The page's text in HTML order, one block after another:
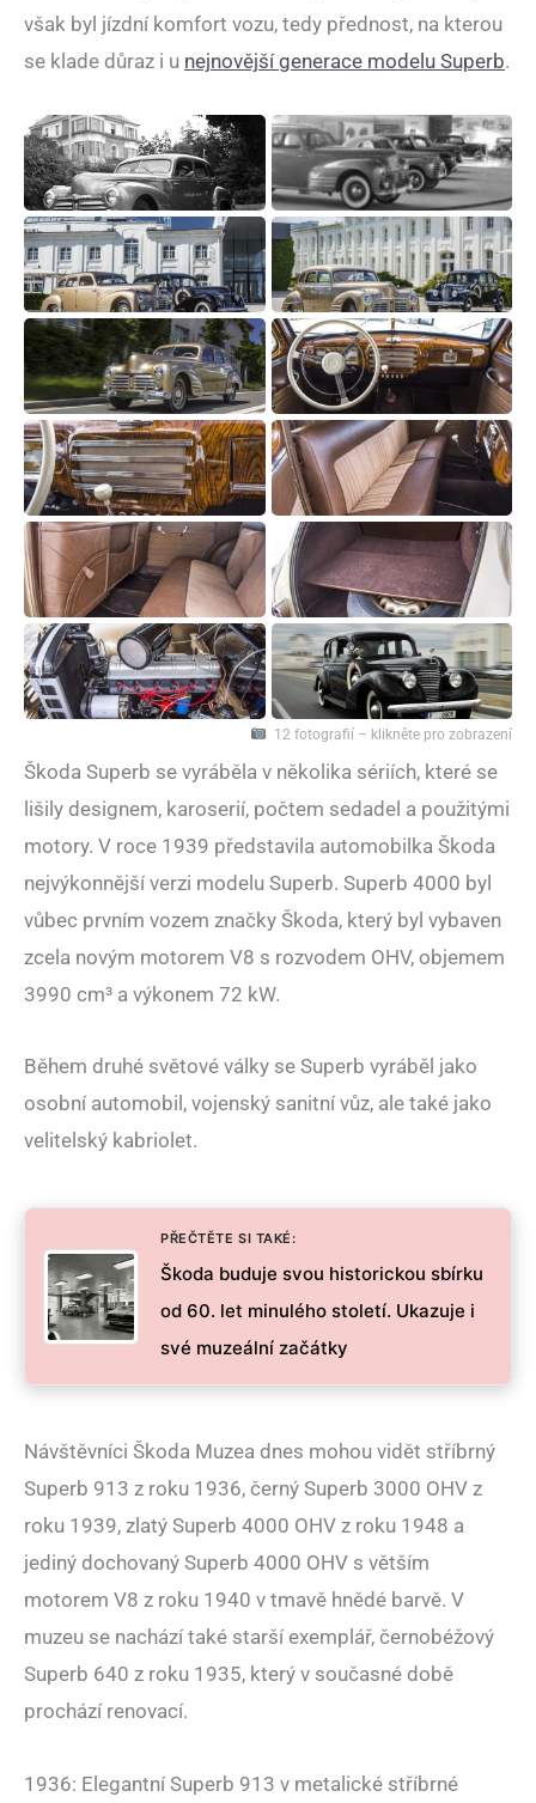
však byl jízdní komfort vozu, tedy přednost, na kterou
se klade důraz i u nejnovější generace modelu Superb.
12 fotografií – klikněte pro zobrazení
Škoda Superb se vyráběla v několika sériích, které se
lišily designem, karoserií, počtem sedadel a použitými
motory. V roce 1939 představila automobilka Škoda
nejvýkonnější verzi modelu Superb. Superb 4000 byl
vůbec prvním vozem značky Škoda, který byl vybaven
zcela novým motorem V8 s rozvodem OHV, objemem
3990 cm³ a výkonem 72 kW.
Během druhé světové války se Superb vyráběl jako
osobní automobil, vojenský sanitní vůz, ale také jako
velitelský kabriolet.
PŘEČTĚTE SI TAKÉ:
Škoda buduje svou historickou sbírku
od 60. let minulého století. Ukazuje i
své muzeální začátky
Návštěvníci Škoda Muzea dnes mohou vidět stříbrný
Superb 913 z roku 1936, černý Superb 3000 OHV z
roku 1939, zlatý Superb 4000 OHV z roku 1948 a
jediný dochovaný Superb 4000 OHV s větším
motorem V8 z roku 1940 v tmavě hnědé barvě. V
muzeu se nachází také starší exemplář, černobéžový
Superb 640 z roku 1935, který v současné době
prochází renovací.
1936: Elegantní Superb 913 v metalické stříbrné